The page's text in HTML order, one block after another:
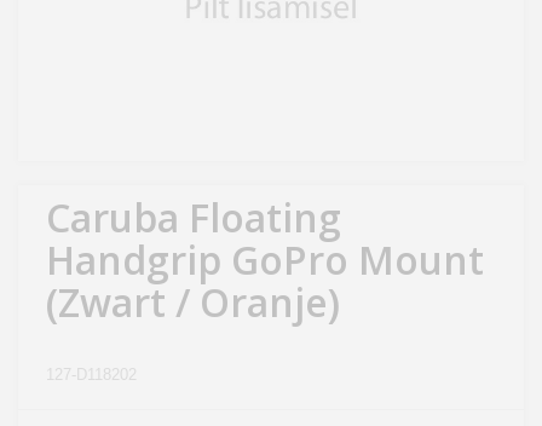
Caruba Floating
Handgrip GoPro Mount
(Zwart / Oranje)
127-D118202
aed
Ilu